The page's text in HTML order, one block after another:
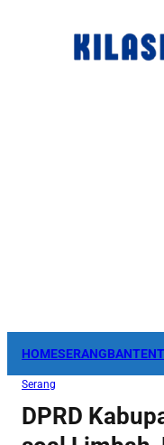
HOMESERANGBANTEN
Serang
DPRD